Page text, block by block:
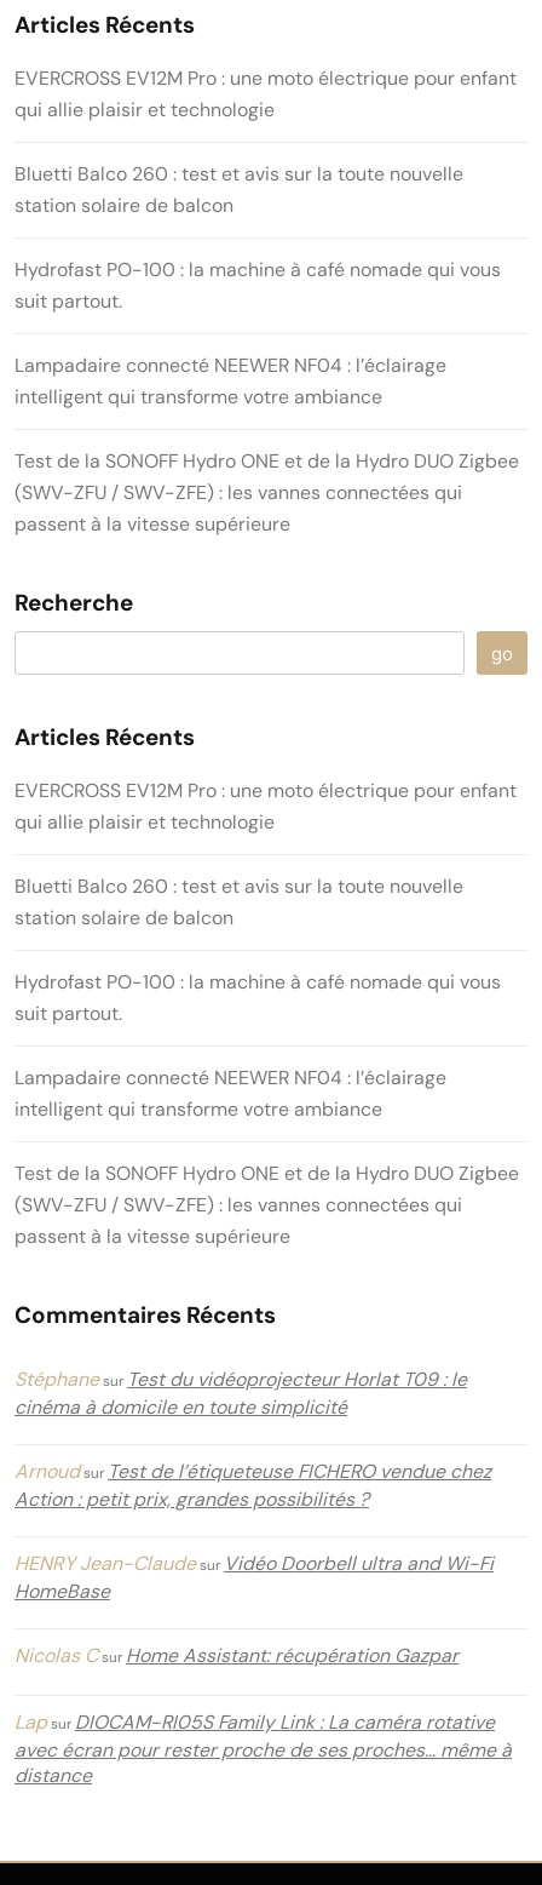
Articles Récents
EVERCROSS EV12M Pro : une moto électrique pour enfant
qui allie plaisir et technologie
Bluetti Balco 260 : test et avis sur la toute nouvelle
station solaire de balcon
Hydrofast PO-100 : la machine à café nomade qui vous
suit partout.
Lampadaire connecté NEEWER NF04 : l’éclairage
intelligent qui transforme votre ambiance
Test de la SONOFF Hydro ONE et de la Hydro DUO Zigbee
(SWV-ZFU / SWV-ZFE) : les vannes connectées qui
passent à la vitesse supérieure
Recherche
go
Articles Récents
EVERCROSS EV12M Pro : une moto électrique pour enfant
qui allie plaisir et technologie
Bluetti Balco 260 : test et avis sur la toute nouvelle
station solaire de balcon
Hydrofast PO-100 : la machine à café nomade qui vous
suit partout.
Lampadaire connecté NEEWER NF04 : l’éclairage
intelligent qui transforme votre ambiance
Test de la SONOFF Hydro ONE et de la Hydro DUO Zigbee
(SWV-ZFU / SWV-ZFE) : les vannes connectées qui
passent à la vitesse supérieure
Commentaires Récents
Stéphanesur Test du vidéoprojecteur Horlat T09 : le
cinéma à domicile en toute simplicité
Arnoudsur Test de l’étiqueteuse FICHERO vendue chez
Action : petit prix, grandes possibilités ?
HENRY Jean-Claudesur Vidéo Doorbell ultra and Wi-Fi
HomeBase
Nicolas Csur Home Assistant: récupération Gazpar
Lapsur DIOCAM-RI05S Family Link : La caméra rotative
avec écran pour rester proche de ses proches… même à
distance